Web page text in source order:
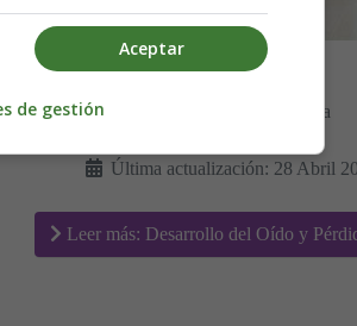
Estefanía Morera
Última actualización: 28 Abril
Leer más: Desarrollo del Oído y
Aceptar
de gestión